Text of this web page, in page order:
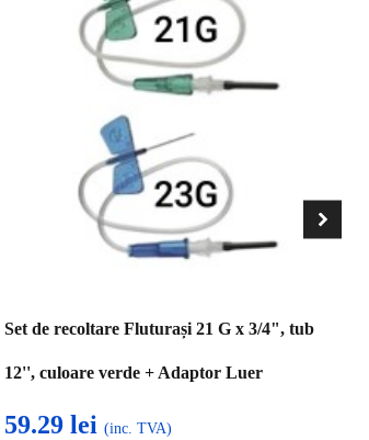
Set de recoltare Fluturași 21 G x 3/4", tub
12'', culoare verde + Adaptor Luer
59.29 lei (inc. TVA)